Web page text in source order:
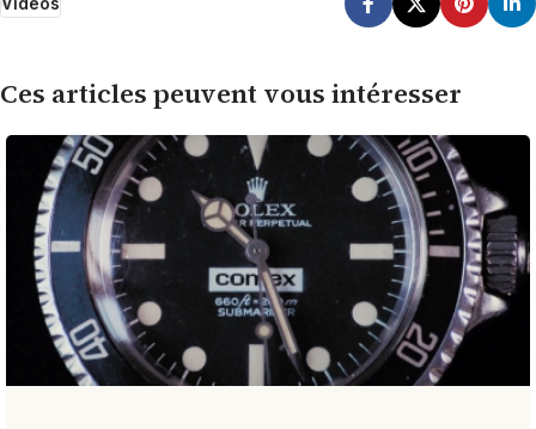
Ces articles peuvent vous intéresser